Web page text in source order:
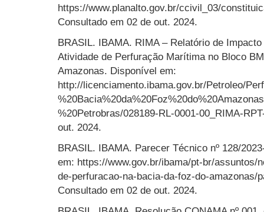
https://www.planalto.gov.br/ccivil_03/
Consultado em 02 de out. 2024.
BRASIL. IBAMA. RIMA – Relatório de
Atividade de Perfuração Marítima no Bloco
Amazonas. Disponível em:
http://licenciamento.ibama.gov.br/Petroleo/
%20Petrobras/028189-RL-0001-00_RIMA-
out. 2024.
BRASIL. IBAMA. Parecer Técnico nº 128/
em: https://www.gov.br/ibama/pt-br/assuntos/
de-perfuracao-na-bacia-da-foz-do-amazonas/
Consultado em 02 de out. 2024.